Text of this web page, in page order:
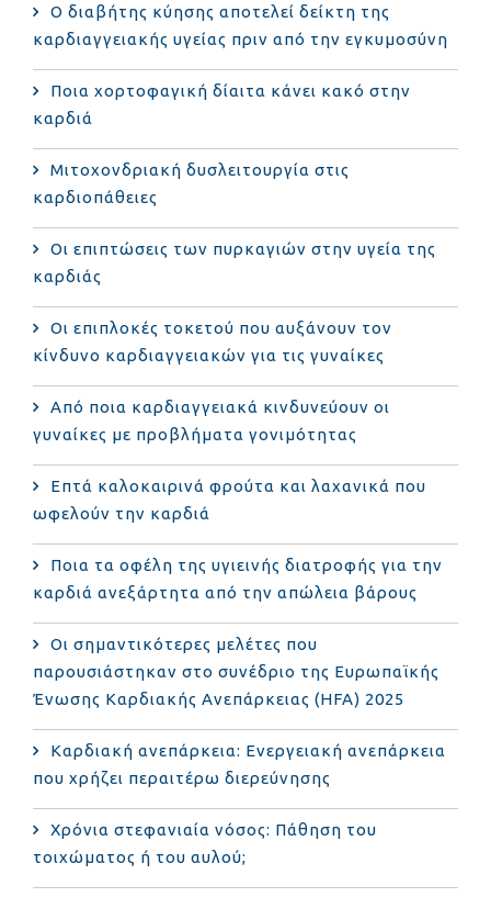
Ο διαβήτης κύησης αποτελεί δείκτη της
καρδιαγγειακής υγείας πριν από την εγκυμοσύνη
Ποια χορτοφαγική δίαιτα κάνει κακό στην
καρδιά
Μιτοχονδριακή δυσλειτουργία στις
καρδιοπάθειες
Οι επιπτώσεις των πυρκαγιών στην υγεία της
καρδιάς
Οι επιπλοκές τοκετού που αυξάνουν τον
κίνδυνο καρδιαγγειακών για τις γυναίκες
Από ποια καρδιαγγειακά κινδυνεύουν οι
γυναίκες με προβλήματα γονιμότητας
Επτά καλοκαιρινά φρούτα και λαχανικά που
ωφελούν την καρδιά
Ποια τα οφέλη της υγιεινής διατροφής για την
καρδιά ανεξάρτητα από την απώλεια βάρους
Οι σημαντικότερες μελέτες που
παρουσιάστηκαν στο συνέδριο της Ευρωπαϊκής
Ένωσης Καρδιακής Ανεπάρκειας (HFA) 2025
Καρδιακή ανεπάρκεια: Ενεργειακή ανεπάρκεια
που χρήζει περαιτέρω διερεύνησης
Χρόνια στεφανιαία νόσος: Πάθηση του
τοιχώματος ή του αυλού;